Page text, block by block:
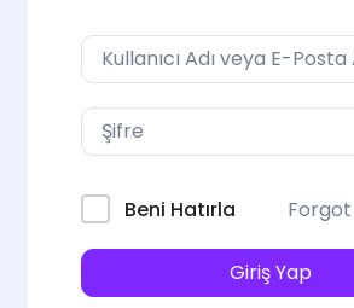
Beni Hatırla
Giriş Yap